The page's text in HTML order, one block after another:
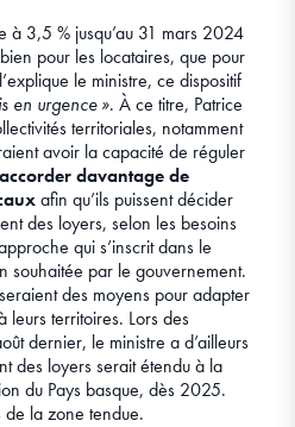
à 3,5 % jusqu’au 31 mars 2024
pour les locataires, que pour
le ministre, ce dispositif
en urgence ». À ce titre, Patrice
territoriales, notamment
avoir la capacité de réguler
accorder davantage de
afin qu’ils puissent décider
des loyers, selon les besoins
qui s’inscrit dans le
souhaitée par le gouvernement.
des moyens pour adapter
leurs territoires. Lors des
dernier, le ministre a d’ailleurs
des loyers serait étendu à la
du Pays basque, dès 2025.
de la zone tendue.